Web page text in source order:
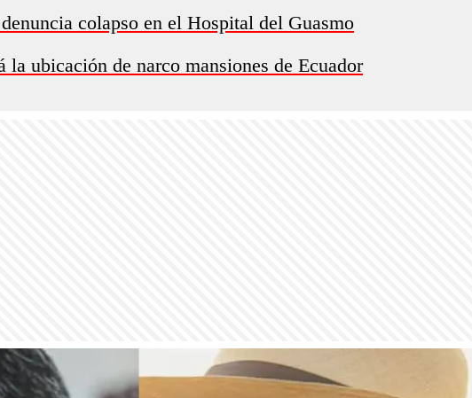
colapso en el Hospital del Guasmo
la ubicación de narco mansiones de Ecuador